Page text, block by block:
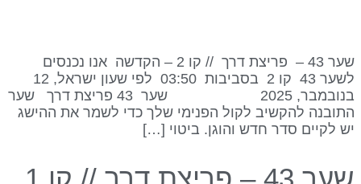
שער 43 – פריצת דרך // קו 2 – הקדשה אנו נכנסים
לשער 43 קו 2 בסביבות 03:50 לפי שעון ישראל, 12
בנובמבר, 2025 שער 43 פריצת דרך שער
להקשיב לקול הפנימי שלך כדי לשמר את ההישג
לקיים סדר חדש והוגן. ביטוי […]
שער 43 – פריצת דרך // קו 1